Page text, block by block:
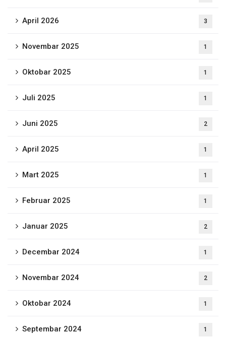
April 2026 3
Novembar 2025 1
Oktobar 2025 1
Juli 2025 1
Juni 2025 2
April 2025 1
Mart 2025 1
Februar 2025 1
Januar 2025 2
Decembar 2024 1
Novembar 2024 2
Oktobar 2024 1
Septembar 2024 1